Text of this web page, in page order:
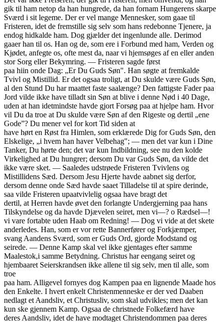
gik til ham netop da han hungrede, da han fornam Hungerens skarpe
Sværd i sit legeme. Der er vel mange Mennesker, som gaae til
Fristeren, idet de fremstille sig selv som hans redebonne Tjenere, ja
endog hidkalde ham. Dog gjælder det ingenlunde alle. Derimod
gaaer han til os. Han og de, som ere i Forbund med ham, Verden og
Kjødet, anfegte os, ofte mest da, naar vi hjemsøges af en eller anden
stor Sorg eller Bekymring. — Fristeren sagde først
paa hiin onde Dag: „Er Du Guds Søn". Han søgte at fremkalde
Tvivl og Mistillid. Er det ogsaa troligt, at Du skulde være Guds Søn,
al den Stund Du har maattet faste saalænge? Den fattigste Fader paa
Jord vilde ikke have tilladt sin Søn at blive i denne Nød i 40 Dage,
uden at han idetmindste havde gjort Forsøg paa at hjelpe ham. Hvor
vil Du da troe at Du skulde være Søn af den Rigeste og dertil „ene
Gode”? Du mener vel for kort Tid siden at
have hørt en Røst fra Himlen, som erklærede Dig for Guds Søn, den
Elskelige, „i hvem han haver Velbehag"; — men det var kun i Dine
Tanker, Du hørte den; det var kun Indbildning, see nu den kolde
Virkelighed at Du hungrer; dersom Du var Guds Søn, da vilde det
ikke være sket. — Saaledes udstrøede Fristeren Tvivlens og
Mistillidens Sæd. Dersom Jesu Hjerte havde aabnet sig derfor,
dersom denne onde Sæd havde saaet Tilladelse til at spire derinde,
saa vilde Fristeren upaatvivlelig ogsaa have bragt det
dertil, at Herren havde øvet den forlangte Undergjerning paa hans
Tilskyndelse og da havde Djævelen seiret, men vi—? o Rædsel—!
vi vare fortabte uden Haab om Redning! — Dog vi vide at det skete
anderledes. Han, som er vor rette Bannerfører og Forkjæmper,
svang Aandens Sværd, som er Guds Ord, gjorde Modstand og
seirede. — Denne Kamp skal vel ikke gjentages efter samme
Maalestok,i samme Betydning. Christus har eengang seiret og
hjembaaret Seierskrandsen ikke allene til sig selv, men til alle, som
troe
paa ham. Alligevel fornyes dog Kampen paa en lignende Maade hos
den Enkelte. I hvert enkelt Christenmenneske er der ved Daaben
nedlagt et Aandsliv, et Christusliv, som skal udvikles; men det kan
kun ske gjennem Kamp. Ogsaa de christnede Folkefærd have
deres Aandsliv, idet de have modtaget Christendommen paa deres